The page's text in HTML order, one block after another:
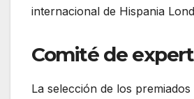
internacional de Hispania
Comité de
La selección de los premiados